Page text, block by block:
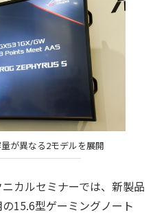
が異なる2モデルを展開
カルセミナーでは、新製品
15.6型ゲーミングノート